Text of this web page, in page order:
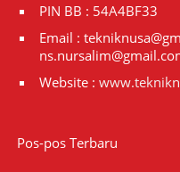
PIN BB : 54A4BF33
Email :
Website :
Pos-pos Terbaru